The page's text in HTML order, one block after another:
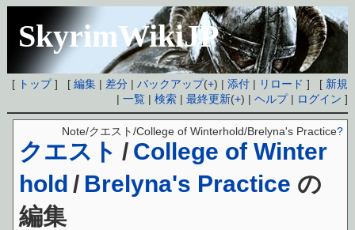
SkyrimWikiJP
[ トップ] [編集 | 差分 |バックアップ(+) |添付 | リロード ] [ 新規
|一覧 |検索 |最終更新(+) |ヘルプ| ログイン ]
クエスト / College of Winter
hold / Brelyna's Practice の
編集
Note/クエスト/College of Winterhold/Brelyna's Practice?